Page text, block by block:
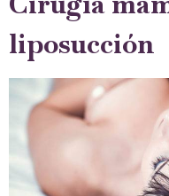
liposucción